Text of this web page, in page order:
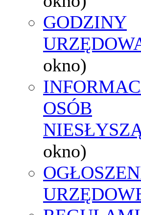
GODZINY
okno)
OSÓB
okno)